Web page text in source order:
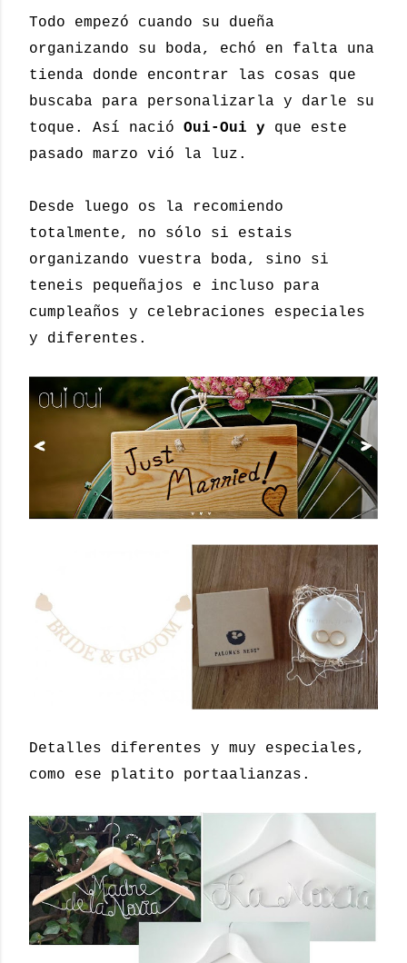
Todo empezó cuando su dueña
organizando su boda, echó en falta una
tienda donde encontrar las cosas que
buscaba para personalizarla y darle su
toque. Así nació Oui-Oui y que este
pasado marzo vió la luz.
Desde luego os la recomiendo
totalmente, no sólo si estais
organizando vuestra boda, sino si
teneis pequeñajos e incluso para
cumpleaños y celebraciones especiales
y diferentes.
Detalles diferentes y muy especiales,
como ese platito portaalianzas.